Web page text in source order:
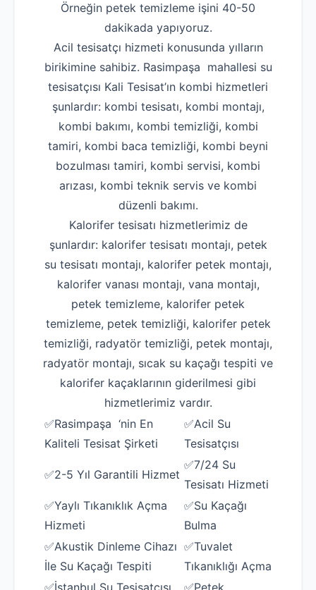
Örneğin petek temizleme işini 40-50
dakikada yapıyoruz.
Acil tesisatçı hizmeti konusunda yılların
birikimine sahibiz. Rasimpaşa mahallesi su
tesisatçısı Kali Tesisat’ın kombi hizmetleri
şunlardır: kombi tesisatı, kombi montajı,
kombi bakımı, kombi temizliği, kombi
tamiri, kombi baca temizliği, kombi beyni
bozulması tamiri, kombi servisi, kombi
arızası, kombi teknik servis ve kombi
düzenli bakımı.
Kalorifer tesisatı hizmetlerimiz de
şunlardır: kalorifer tesisatı montajı, petek
su tesisatı montajı, kalorifer petek montajı,
kalorifer vanası montajı, vana montajı,
petek temizleme, kalorifer petek
temizleme, petek temizliği, kalorifer petek
temizliği, radyatör temizliği, petek montajı,
radyatör montajı, sıcak su kaçağı tespiti ve
kalorifer kaçaklarının giderilmesi gibi
hizmetlerimiz vardır.
✅Rasimpaşa ‘nin En
Kaliteli Tesisat Şirketi
✅Acil Su
Tesisatçısı
✅2-5 Yıl Garantili Hizmet
✅7/24 Su
Tesisatı Hizmeti
✅Yaylı Tıkanıklık Açma
Hizmeti
✅Su Kaçağı
Bulma
✅Akustik Dinleme Cihazı
İle Su Kaçağı Tespiti
✅Tuvalet
Tıkanıklığı Açma
✅İstanbul Su Tesisatçısı
✅Petek